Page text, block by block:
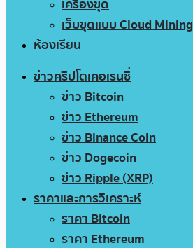
เครื่องขุด
เว็บขุดแบบ Cloud Mining
ห้องเรียน
ข่าวคริปโตเคอเรนซี่
ข่าว Bitcoin
ข่าว Ethereum
ข่าว Binance Coin
ข่าว Dogecoin
ข่าว Ripple (XRP)
ราคาและการวิเคราะห์
ราคา Bitcoin
ราคา Ethereum